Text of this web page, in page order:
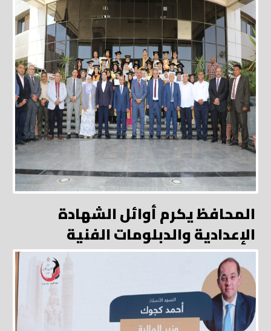
المحافظ يكرم أوائل الشهادة
الإعدادية والدبلومات الفنية